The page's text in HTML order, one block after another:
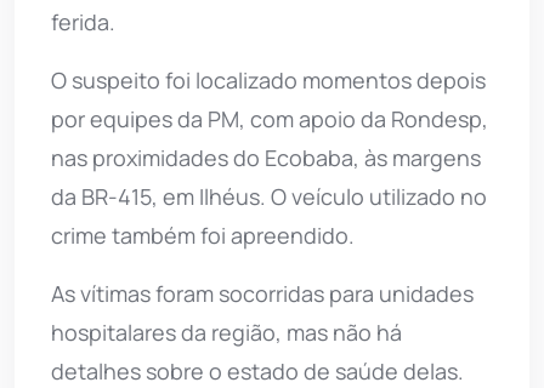
ferida.
O suspeito foi localizado momentos depois
por equipes da PM, com apoio da Rondesp,
nas proximidades do Ecobaba, às margens
da BR-415, em Ilhéus. O veículo utilizado no
crime também foi apreendido.
As vítimas foram socorridas para unidades
hospitalares da região, mas não há
detalhes sobre o estado de saúde delas.